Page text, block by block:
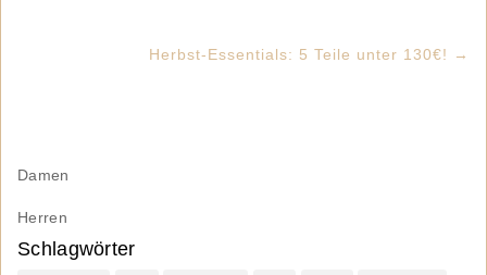
Herbst-Essentials: 5 Teile unter 130€! →
Damen
Herren
Schlagwörter